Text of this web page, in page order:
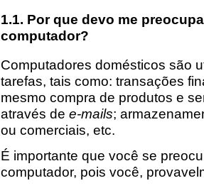
1.1. Por que devo me
computador?
Computadores domésticos são
tarefas, tais como: transações
mesmo compra de produtos e
através de e-mails;
ou comerciais, etc.
É importante que você se
computador, pois você,